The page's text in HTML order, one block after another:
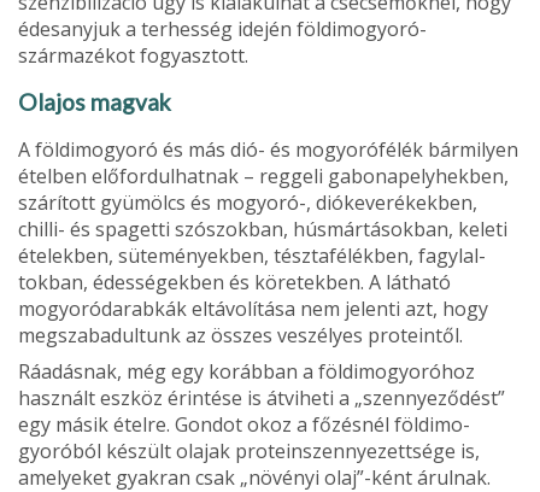
édes­anyjuk a terhesség idején földimogyoró­
származékot fogyasztott.
Olajos magvak
A földimogyoró és más dió- és mo­gyorófélék bármilyen
ételben előfordul­hatnak – reggeli gabonapelyhekben,
szárított gyümölcs és mogyoró-, dióke­verékekben,
chilli- és spagetti szószok­ban, húsmártásokban, keleti
ételekben, süteményekben, tésztafélékben, fagylal­
tokban, édességekben és köretekben. A látható
mogyoródarabkák eltávolítása nem jelenti azt, hogy
megszabadultunk az összes veszélyes proteintől.
Ráadásnak, még egy korábban a föl­dimogyoróhoz
használt eszköz érintése is átviheti a „szennyeződést”
egy másik ételre. Gondot okoz a főzésnél földimo­
gyoróból készült olajak proteinszennye­zettsége is,
amelyeket gyakran csak „nö­vényi olaj”-ként árulnak.